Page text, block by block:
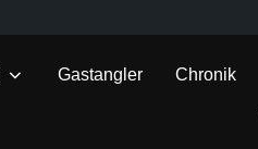
Gastangler Chronik